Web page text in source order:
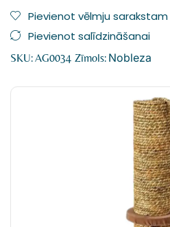
Pievienot vēlmju sarakstam
Pievienot salīdzināšanai
SKU:AG0034 Zīmols: Nobleza